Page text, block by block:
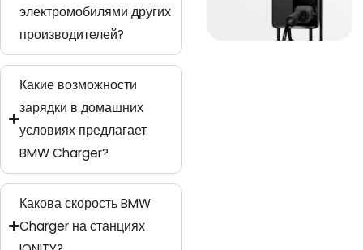
электромобилями других
производителей?
Какие возможности
зарядки в домашних
условиях предлагает
BMW Charger?
Какова скорость BMW
Charger на станциях